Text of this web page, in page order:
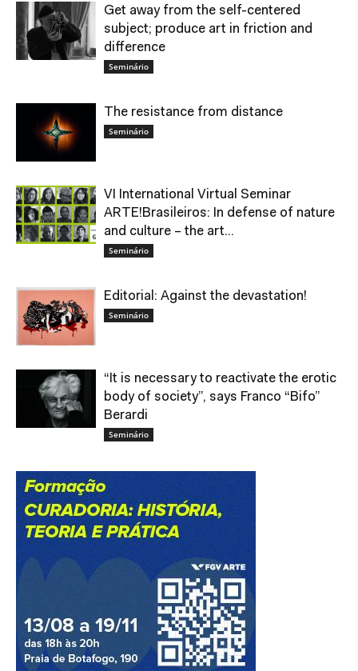
Get away from the self-centered
subject; produce art in friction and
difference
Seminário
The resistance from distance
Seminário
VI International Virtual Seminar
ARTE!Brasileiros: In defense of nature
and culture – the art...
Seminário
Editorial: Against the devastation!
Seminário
“It is necessary to reactivate the erotic
body of society”, says Franco “Bifo”
Berardi
Seminário